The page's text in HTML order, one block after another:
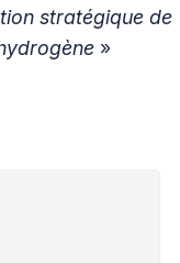
stratégique de
»